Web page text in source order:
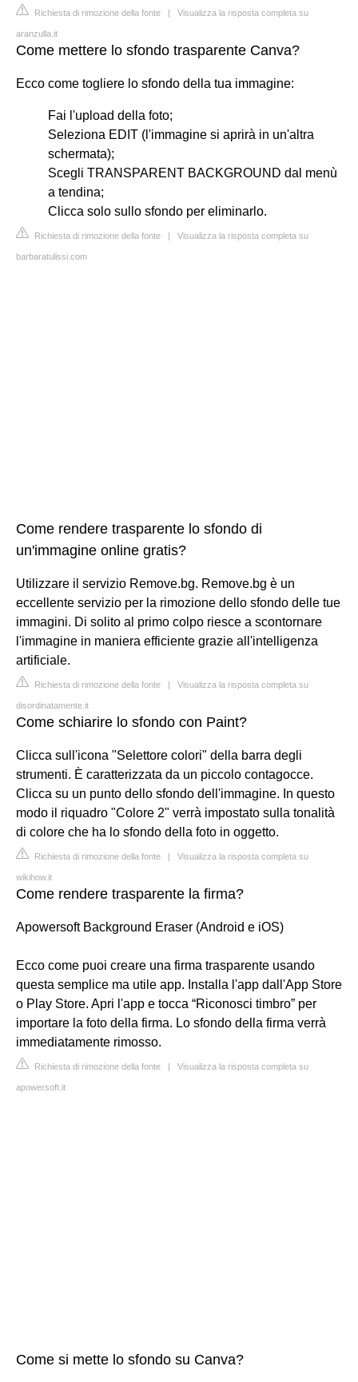
Richiesta di rimozione della fonte | Visualizza la risposta completa su
aranzulla.it
Come mettere lo sfondo trasparente Canva?
Ecco come togliere lo sfondo della tua immagine:
Fai l'upload della foto;
Seleziona EDIT (l'immagine si aprirà in un'altra
schermata);
Scegli TRANSPARENT BACKGROUND dal menù
a tendina;
Clicca solo sullo sfondo per eliminarlo.
Richiesta di rimozione della fonte | Visualizza la risposta completa su
barbaratulissi.com
Come rendere trasparente lo sfondo di
un'immagine online gratis?
Utilizzare il servizio Remove.bg. Remove.bg è un
eccellente servizio per la rimozione dello sfondo delle tue
immagini. Di solito al primo colpo riesce a scontornare
l'immagine in maniera efficiente grazie all'intelligenza
artificiale.
Richiesta di rimozione della fonte | Visualizza la risposta completa su
disordinatamente.it
Come schiarire lo sfondo con Paint?
Clicca sull'icona "Selettore colori" della barra degli
strumenti. È caratterizzata da un piccolo contagocce.
Clicca su un punto dello sfondo dell'immagine. In questo
modo il riquadro "Colore 2" verrà impostato sulla tonalità
di colore che ha lo sfondo della foto in oggetto.
Richiesta di rimozione della fonte | Visualizza la risposta completa su
wikihow.it
Come rendere trasparente la firma?
Apowersoft Background Eraser (Android e iOS)
Ecco come puoi creare una firma trasparente usando
questa semplice ma utile app. Installa l'app dall'App Store
o Play Store. Apri l'app e tocca “Riconosci timbro” per
importare la foto della firma. Lo sfondo della firma verrà
immediatamente rimosso.
Richiesta di rimozione della fonte | Visualizza la risposta completa su
apowersoft.it
Come si mette lo sfondo su Canva?